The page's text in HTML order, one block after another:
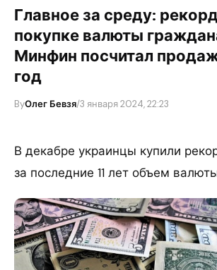
Главное за среду:
покупке валюты
Минфин посчитал
год
ByОлег Бевзя/3 января 2024, 22:23
В декабре украинцы купили
за последние 11 лет объем